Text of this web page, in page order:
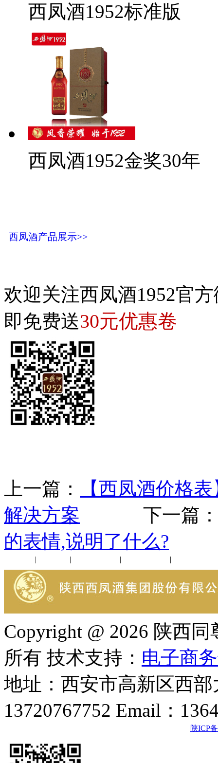
西凤酒1952标准版
西凤酒1952金奖30年
西凤酒产品展示>>
欢迎关注西凤酒1952官
即免费送30元优惠卷
上一篇：
【西凤酒价格
解决方案 下一篇
的表情,说明了什么?
| | | |
Copyright @ 2026 陕西
所有 技术支持： 电子商
地址：西安市高新区西
13720767752 Email：
陕ICP